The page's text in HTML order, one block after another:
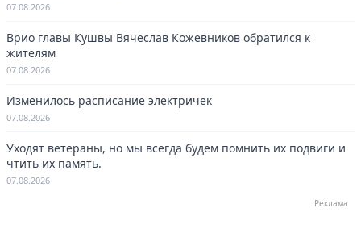
07.08.2026
Врио главы Кушвы Вячеслав Кожевников обратился к
жителям
07.08.2026
Изменилось расписание электричек
07.08.2026
Уходят ветераны, но мы всегда будем помнить их подвиги и
чтить их память.
07.08.2026
Реклама